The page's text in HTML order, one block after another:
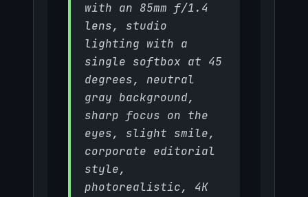
with an 85mm f/1.4
lens, studio
lighting with a
single softbox at 45
degrees, neutral
gray background,
sharp focus on the
eyes, slight smile,
corporate editorial
style,
photorealistic, 4K